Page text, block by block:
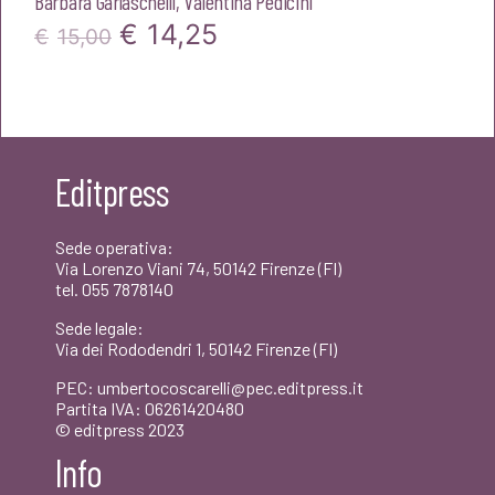
€ 15,00 Il
€15,00.
€ 14,25
Editpress
Sede operativa:
Via Lorenzo Viani 74, 50142 Firenze (FI)
tel. 055 7878140
Sede legale:
Via dei Rododendri 1, 50142 Firenze (FI)
PEC: umbertocoscarelli@pec.editpress.it
Partita IVA: 06261420480
© editpress 2023
Info